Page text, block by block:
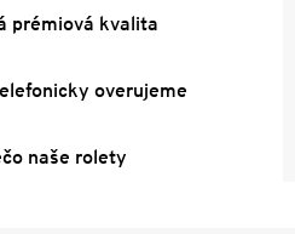
prémiová kvalita
overujeme
naše rolety